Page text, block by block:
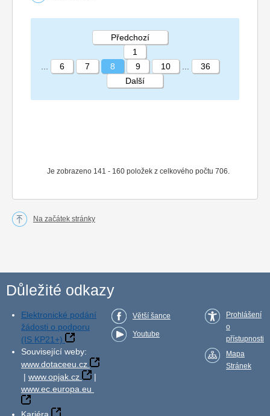
STRÁNKA 8 36
Je zobrazeno 141 - 160 položek z celkového počtu 706.
Předchozí
1
6 7 8 9 10
36
Další
Na začátek stránky
Důležité odkazy
Elektronické podání
žádosti o podporu
(IS KP21+)
Související weby:
www.dotaceeu.cz
| www.opjak.cz
|
www.ec.europa.eu
Kariéra
Větší šance
Youtube
Prohlášení
o
přístupnosti
Mapa
Stránek